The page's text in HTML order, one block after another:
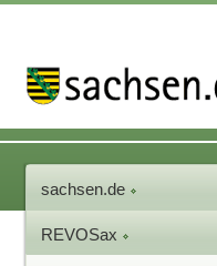
sachsen.de
REVOSax